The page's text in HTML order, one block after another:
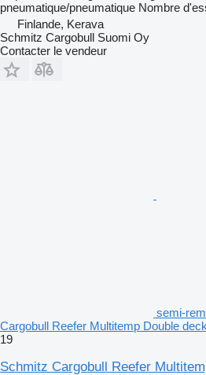
pneumatique/pneumatique Nombre
Finlande, Kerava
Schmitz Cargobull Suomi Oy
Contacter le vendeur
semi-
Cargobull Reefer Multitemp Double deck
19
Schmitz Cargobull Reefer